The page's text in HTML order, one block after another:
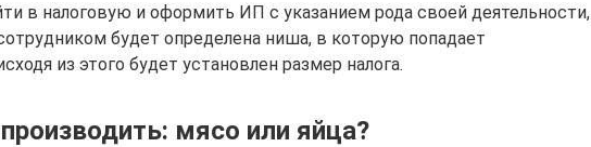
в налоговую и оформить ИП с указанием рода своей деятельности,
будет определена ниша, в которую попадает
из этого будет установлен размер налога.
мясо или яйца?